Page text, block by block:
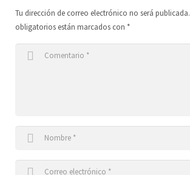
Música en los Barrios
Radio Volcán
Tu dirección de correo electrónico no será publicada.
obligatorios están marcados con *